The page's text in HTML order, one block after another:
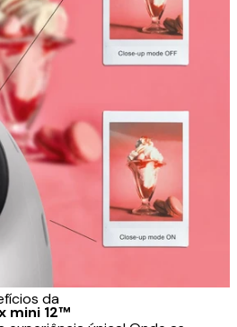
da
mini 12™